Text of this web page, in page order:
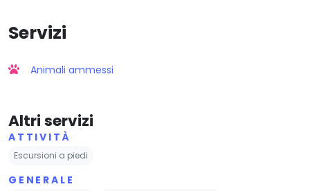
Servizi
Animali ammessi
Altri servizi
ATTIVITÀ
Escursioni a piedi
GENERALE